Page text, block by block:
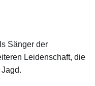
Sänger der
Leidenschaft, die